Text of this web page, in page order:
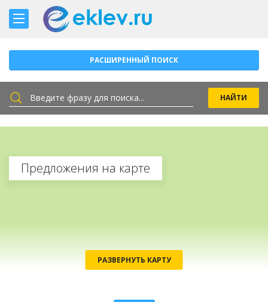
РАСШИРЕННЫЙ ПОИСК
Предложения на карте
РАЗВЕРНУТЬ КАРТУ